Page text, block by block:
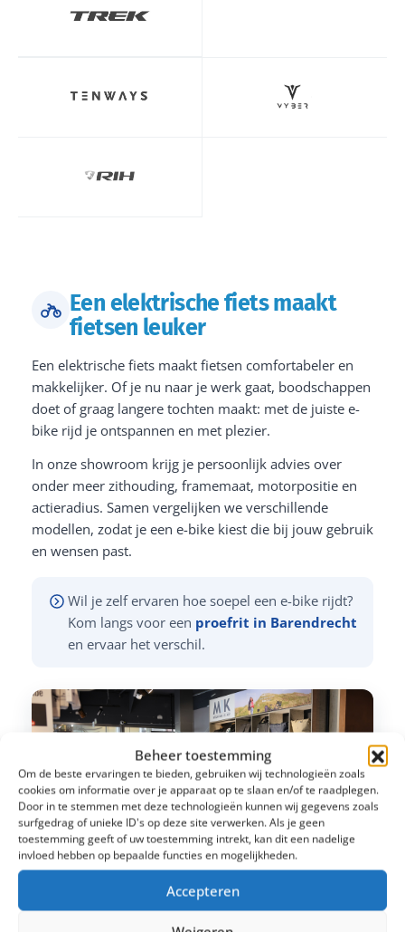
Beheer toestemming
Om de beste ervaringen te bieden, gebruiken wij technologieën zoals
cookies om informatie over je apparaat op te slaan en/of te raadplegen.
Door in te stemmen met deze technologieën kunnen wij gegevens zoals
surfgedrag of unieke ID's op deze site verwerken. Als je geen
toestemming geeft of uw toestemming intrekt, kan dit een nadelige
invloed hebben op bepaalde functies en mogelijkheden.
Accepteren
Een elektrische fiets maakt
fietsen leuker
Een elektrische fiets maakt fietsen comfortabeler en
makkelijker. Of je nu naar je werk gaat, boodschappen
doet of graag langere tochten maakt: met de juiste e-
bike rijd je ontspannen en met plezier.
In onze showroom krijg je persoonlijk advies over
onder meer zithouding, framemaat, motorpositie en
actieradius. Samen vergelijken we verschillende
modellen, zodat je een e-bike kiest die bij jouw gebruik
en wensen past.
Wil je zelf ervaren hoe soepel een e-bike rijdt?
Kom langs voor een proefrit in Barendrecht
en ervaar het verschil.